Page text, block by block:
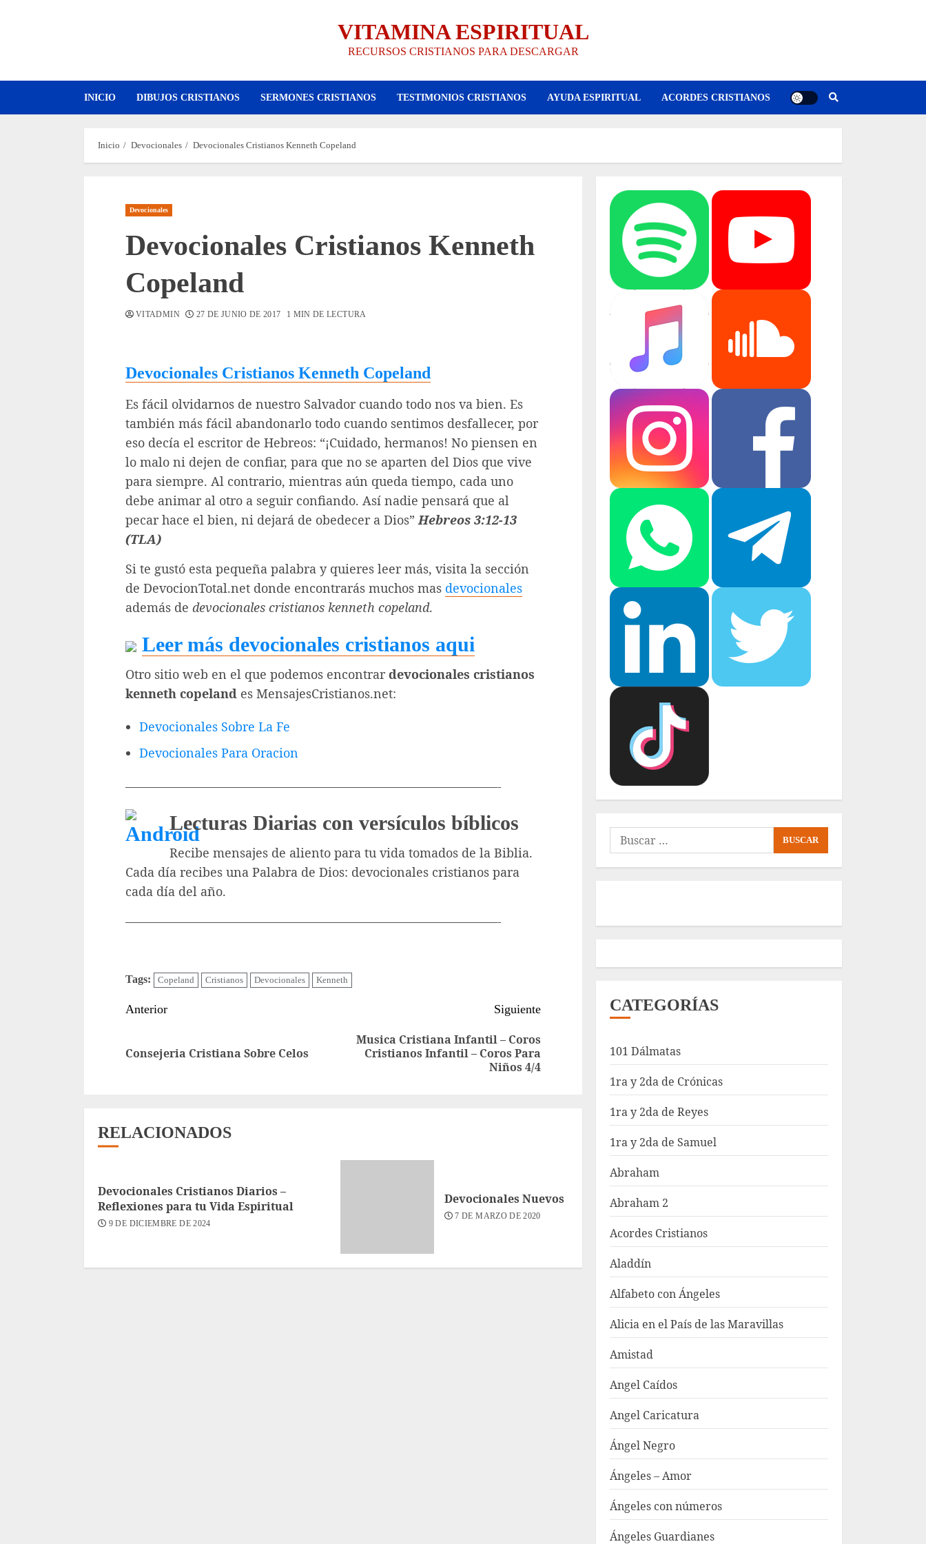
VITAMINA ESPIRITUAL
RECURSOS CRISTIANOS PARA DESCARGAR
INICIO DIBUJOS CRISTIANOS SERMONES CRISTIANOS TESTIMONIOS CRISTIANOS AYUDA ESPIRITUAL ACORDES CRISTIANOS
Inicio Devocionales Devocionales Cristianos Kenneth Copeland
Devocionales
Devocionales Cristianos Kenneth
Copeland
VITADMIN 27 DE JUNIO DE 2017 1 MIN DE LECTURA
Devocionales Cristianos Kenneth Copeland
Es fácil olvidarnos de nuestro Salvador cuando todo nos va bien. Es
también más fácil abandonarlo todo cuando sentimos desfallecer, por
eso decía el escritor de Hebreos: “¡Cuidado, hermanos! No piensen en
lo malo ni dejen de confiar, para que no se aparten del Dios que vive
para siempre. Al contrario, mientras aún queda tiempo, cada uno
debe animar al otro a seguir confiando. Así nadie pensará que al
pecar hace el bien, ni dejará de obedecer a Dios”Hebreos 3:12-13
(TLA)
Si te gustó esta pequeña palabra y quieres leer más, visita la sección
de DevocionTotal.net donde encontrarás muchos mas devocionales
además de devocionales cristianos kenneth copeland.
Leer más devocionales cristianos aqui
Otro sitio web en el que podemos encontrar devocionales cristianos
kenneth copeland es MensajesCristianos.net:
Devocionales Sobre La Fe
Devocionales Para Oracion
——————————————————————————————-
Lecturas Diarias con versículos bíblicos
Recibe mensajes de aliento para tu vida tomados de la Biblia.
Cada día recibes una Palabra de Dios: devocionales cristianos para
cada día del año.
——————————————————————————————-
Tags: Copeland Cristianos Devocionales Kenneth
Sigue
Anterior
Entrada
Consejeria Cristiana Sobre Celos
Siguiente
Siguiente
Musica Cristiana Infantil – Coros
Cristianos Infantil – Coros Para
Niños 4/4
RELACIONADOS
Devocionales Cristianos Diarios –
Reflexiones para tu Vida Espiritual
9 DE DICIEMBRE DE 2024
Devocionales Nuevos
7 DE MARZO DE 2020
Buscar:
CATEGORÍAS
101 Dálmatas
1ra y 2da de Crónicas
1ra y 2da de Reyes
1ra y 2da de Samuel
Abraham
Abraham 2
Acordes Cristianos
Aladdín
Alfabeto con Ángeles
Alicia en el País de las Maravillas
Amistad
Angel Caídos
Angel Caricatura
Ángel Negro
Ángeles – Amor
Ángeles con números
Ángeles Guardianes